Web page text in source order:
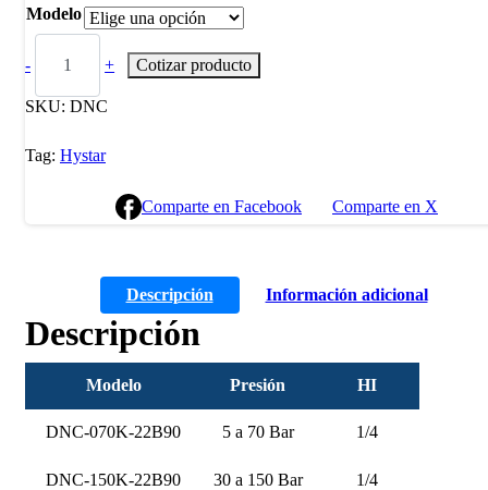
Modelo
- + Cotizar producto
SKU: DNC
Tag: Hystar
Comparte en Facebook Comparte en X
Descripción Información adicional
Descripción
Modelo Presión HI
DNC-070K-22B90 5 a 70 Bar 1/4
DNC-150K-22B90 30 a 150 Bar 1/4